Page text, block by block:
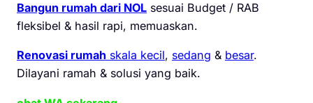
Bangun rumah dari NOL sesuai Budget / RAB
fleksibel & hasil rapi, memuaskan.
Renovasi rumah skala kecil, sedang & besar.
Dilayani ramah & solusi yang baik.